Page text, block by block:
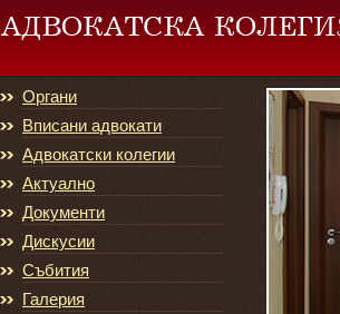
Органи
Вписани адвокати
Адвокатски колегии
Актуално
Документи
Дискусии
Събития
Галерия